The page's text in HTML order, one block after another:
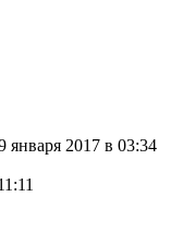
января 2017 в 03:34